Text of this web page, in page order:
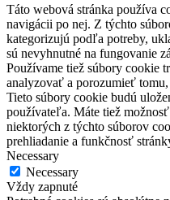
Táto webová stránka používa
navigácii po nej. Z týchto
kategorizujú podľa potreby,
sú nevyhnutné na fungovanie
Používame tiež súbory cookie
analyzovať a porozumieť
Tieto súbory cookie budú
používateľa. Máte tiež
niektorých z týchto súborov
prehliadanie a funkčnosť
Necessary
Necessary
Vždy zapnuté